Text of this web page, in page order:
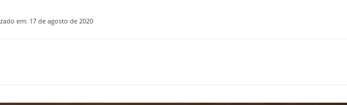
em: 17 de agosto de 2020